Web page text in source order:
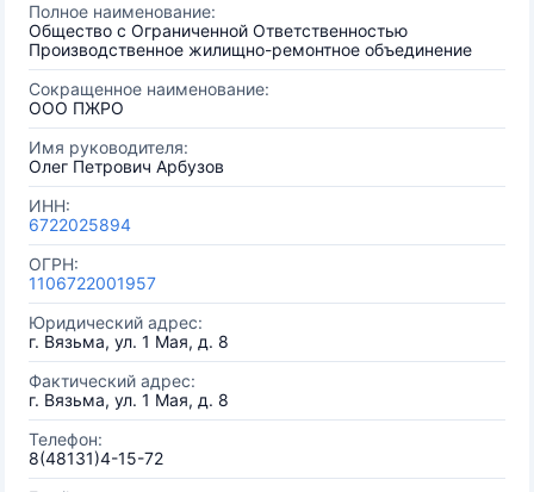
Полное наименование:
Общество с Ограниченной Ответственностью
Производственное жилищно-ремонтное объединение
Сокращенное наименование:
ООО ПЖРО
Имя руководителя:
Олег Петрович Арбузов
ИНН:
6722025894
ОГРН:
1106722001957
Юридический адрес:
г. Вязьма, ул. 1 Мая, д. 8
Фактический адрес:
г. Вязьма, ул. 1 Мая, д. 8
Телефон:
8(48131)4-15-72